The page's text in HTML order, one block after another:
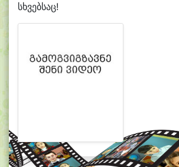
სხვებსაც!